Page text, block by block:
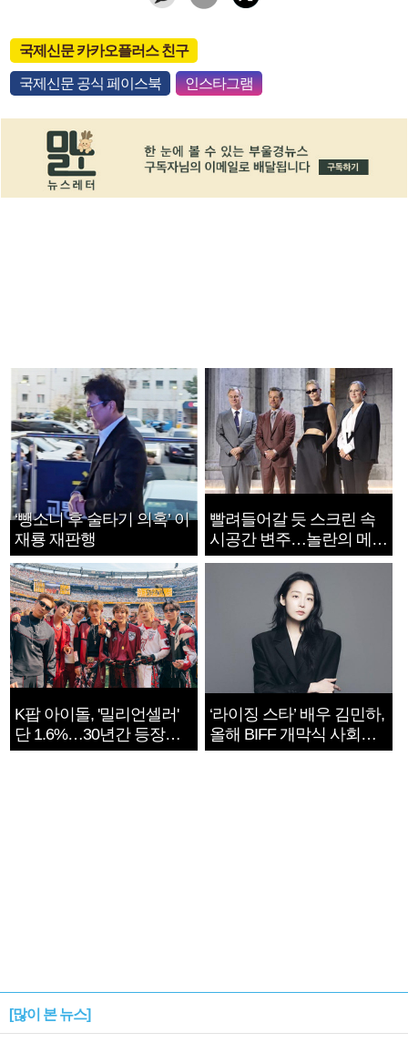
국제신문 카카오플러스 친구
국제신문 공식 페이스북 인스타그램
‘뺑소니 후 술타기 의혹’ 이
재룡 재판행
빨려들어갈 듯 스크린 속
시공간 변주…놀란의 메시
지는 ‘전쟁 속죄’
K팝 아이돌, '밀리언셀러'
단 1.6%…30년간 등장
1182개팀 전수조사
‘라이징 스타’ 배우 김민하,
올해 BIFF 개막식 사회자
확정
[많이 본 뉴스]